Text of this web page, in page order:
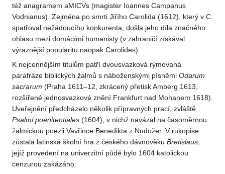
též anagramem aMICVs (magister Ioannes Campanus
Vodnianus). Zejména po smrti Jiřího Carolida (1612), který v C.
spatřoval nežádoucího konkurenta, došla jeho díla značného
ohlasu mezi domácími humanisty (v zahraničí získával
výraznější popularitu naopak Carolides).
K nejcennějším titulům patří dvousvazková rýmovaná
parafráze biblických žalmů s náboženskými písněmi Odarum
sacrarum (Praha 1611–12, zkrácený přetisk Amberg 1613,
rozšířené jednosvazkové znění Frankfurt nad Mohanem 1618).
Uveřejnění předcházelo několik přípravných prací, zvláště
Psalmi poenitentiales (1604), v nichž navázal na časoměrnou
žalmickou poezii Vavřince Benedikta z Nudožer. V rukopise
zůstala latinská školní hra z českého dávnověku Bretislaus
jejíž provedení na univerzitní půdě bylo 1604 katolickou
cenzurou zakázáno.